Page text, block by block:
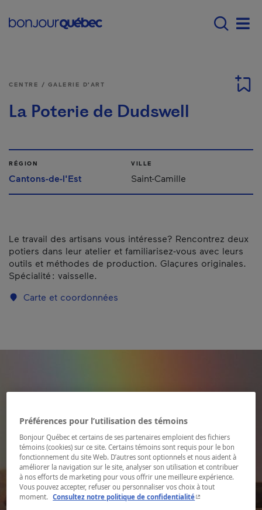
Main navigation -
CENTRE / GALERIE D'ART
La Poterie de Dudswell
RÉGION
Cantons-de-l'Est
VILLE
Saint-Camille
Le travail des artisans vous intéresse? Rencontrez deux
potiers dans leur atelier et familiarisez-vous avec leurs
outils et méthodes de production. Glaçures originales.
Spécialité : vaisselle.
Carte et coordonnées
Préférences pour l’utilisation des témoins
Bonjour Québec et certains de ses partenaires emploient des fichiers
témoins (cookies) sur ce site. Certains témoins sont requis pour le bon
fonctionnement du site Web. D’autres sont optionnels et nous aident à
améliorer la navigation sur le site, analyser son utilisation et contribuer
à nos efforts de marketing pour vous offrir une meilleure expérience.
Vous pouvez accepter, refuser ou personnaliser vos choix à tout
moment. Consultez notre politique de confidentialité- Cet hyperlien